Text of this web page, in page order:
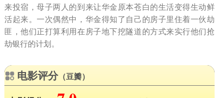
来投宿，母子两人的到来让华金原本苍白的生活变得生动鲜
活起来。一次偶然中，华金得知了自己的房子里住着一伙劫
匪，他们正打算利用在房子地下挖隧道的方式来实行他们抢
劫银行的计划。
电影评分（豆瓣）